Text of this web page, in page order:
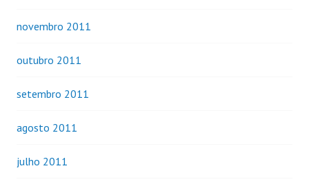
novembro 2011
outubro 2011
setembro 2011
agosto 2011
julho 2011